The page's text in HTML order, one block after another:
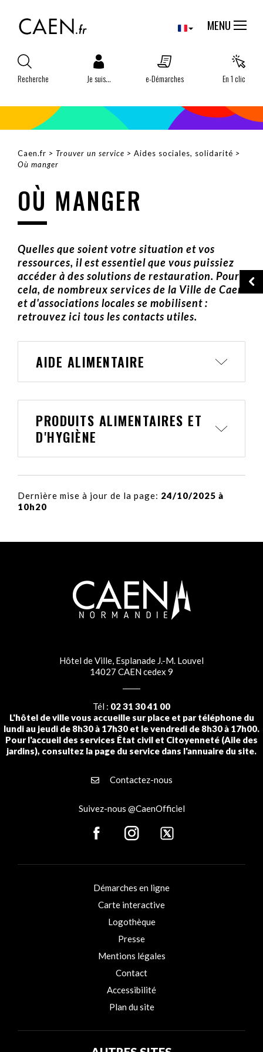
contenu
MENU
Recherche Je suis... e-Démarches En 1 clic
FIL
D'ARIANE
Caen.fr Trouver un service
Aides sociales, solidarité
Où manger
OÙ MANGER
Quelles que soient votre situation et vos
ressources, il est essentiel que vous puissiez
accéder à des solutions de restauration. Pour
cela, de nombreux services de la Ville de Caen
et d'associations locales se mobilisent :
retrouvez ici tous les contacts utiles.
AIDE ALIMENTAIRE
PRODUITS ALIMENTAIRES ET
D'HYGIÈNE
Dernière mise à jour de la page: 24/10/2025 à
10h20
Hôtel de Ville, Esplanade J.-M. Louvel
14027 CAEN cedex 9
Tél : 02 31 30 41 00
L'hôtel de ville vous accueille sur place et par téléphone du
lundi au jeudi de 8h30 à 17h30 et le vendredi de 8h30 à 17h00.
Pour l'accueil des services État civil et Citoyenneté (Aile des
jardins), consultez la page du service dans l'annuaire du site.
Contactez-nous
Suivez-nous @CaenOfficiel
Démarches en ligne
Carte interactive
Logothèque
Presse
Mentions légales
Contact
Accessibilité
Plan du site